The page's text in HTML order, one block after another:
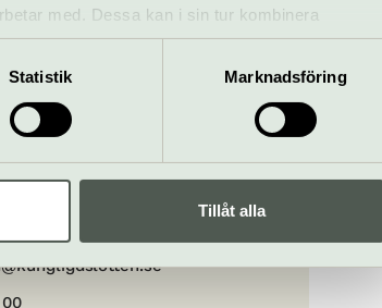
med. Dessa kan i sin tur kombinera
har samlat in när du har använt deras tjänster.
Statistik Marknadsföring
Tillåt alla
stan.
eller